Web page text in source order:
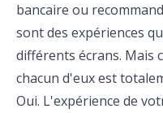
bancaire ou
sont des expériences
différents écrans. Mais
chacun d'eux est
Oui. L'expérience de